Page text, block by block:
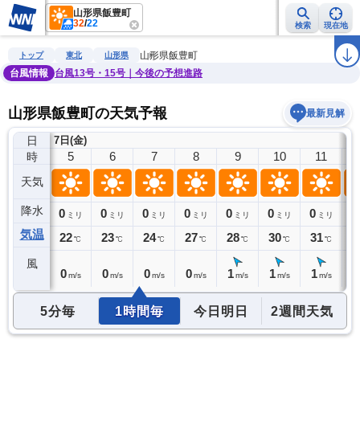
山形県飯豊町
32/22 検索 現在地
雨雲レーダー 台風情報 地震情報 ラ
トップ 東北 山形県
山形県飯豊町
台風情報
台風13号・15号｜今後の予想進路
山形県飯豊町の天気予報 最新見解
日
時
天気
降水
気温
風
7日(金)
4
0ミリ
23℃
5
0 ミリ
22℃
0 m/s
6
0 ミリ
23℃
0 m/s
7
0 ミリ
24℃
0 m/s
8
0 ミリ
27℃
0 m/s
9
0 ミリ
28℃
1 m/s
10
0 ミリ
30℃
1 m/s
11
0 ミリ
31℃
1 m/s
5分毎 1時間毎 今日明日 2週間天気